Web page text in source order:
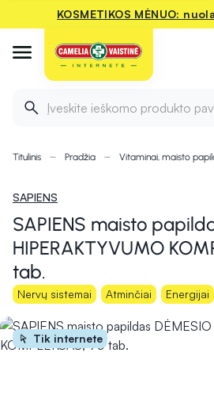
KOSMETIKOS MĖNUO:
Įveskite ieškomo produkto
Titulinis Pradžia Vitaminai, maisto
SAPIENS
SAPIENS maisto
HIPERAKTYVUMO
tab.
Nervų sistemai Atminčiai Energijai
Tik internete